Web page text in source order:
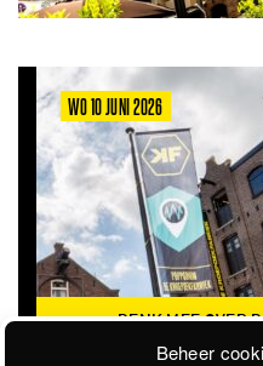
Beheer
VAN DE